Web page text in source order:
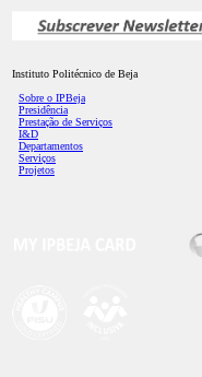
Instituto Politécnico de Beja
Sobre o IPBeja
Presidência
Prestação de Serviços
I&D
Departamentos
Serviços
Projetos